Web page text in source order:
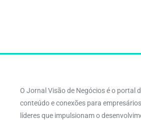
O Jornal Visão de Negócios é o portal
conteúdo e conexões para
líderes que impulsionam o